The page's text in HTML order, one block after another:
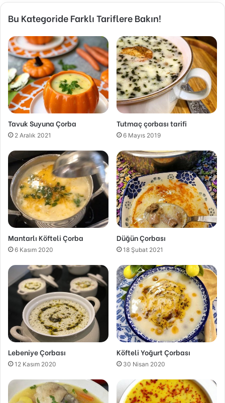
Bu Kategoride Farklı Tariflere Bakın!
Tavuk Suyuna Çorba
2 Aralık 2021
Tutmaç çorbası tarifi
6 Mayıs 2019
Mantarlı Köfteli Çorba
6 Kasım 2020
Düğün Çorbası
18 Şubat 2021
Lebeniye Çorbası
12 Kasım 2020
Köfteli Yoğurt Çorbası
30 Nisan 2020